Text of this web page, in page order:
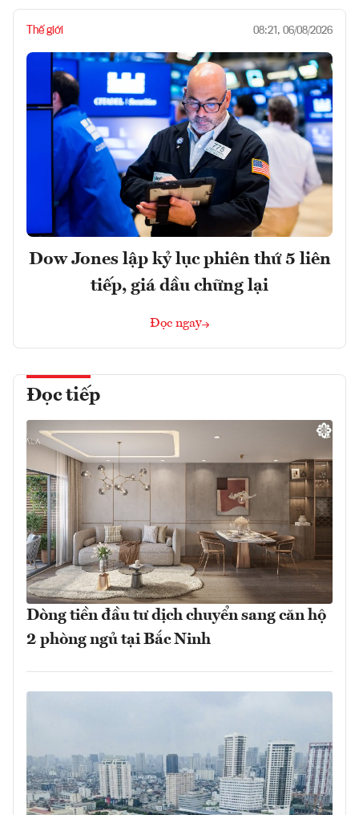
Thế giới 08:21, 06/08/2026
Dow Jones lập kỷ lục phiên thứ 5 liên
tiếp, giá dầu chững lại
Đọc ngay
Đọc tiếp
Dòng tiền đầu tư dịch chuyển sang căn hộ
2 phòng ngủ tại Bắc Ninh